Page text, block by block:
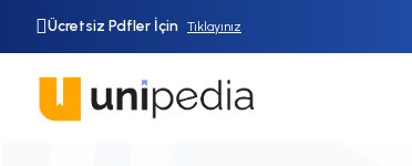
Ücretsiz Pdfler İçin Tıklayınız